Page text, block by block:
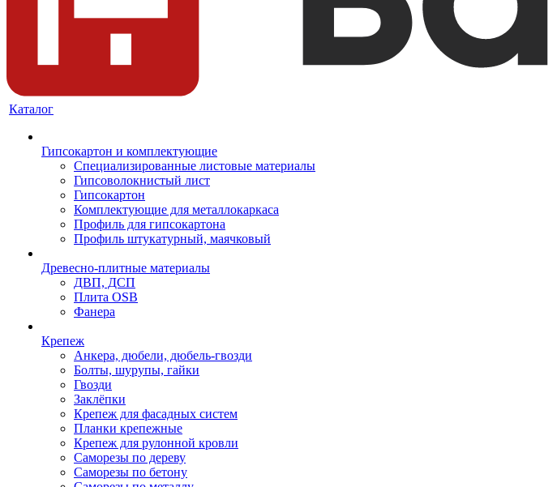
Каталог
Гипсокартон и комплектующие
Специализированные листовые материалы
Гипсоволокнистый лист
Гипсокартон
Комплектующие для металлокаркаса
Профиль для гипсокартона
Профиль штукатурный, маячковый
Древесно-плитные материалы
ДВП, ДСП
Плита OSB
Фанера
Крепеж
Анкера, дюбели, дюбель-гвозди
Болты, шурупы, гайки
Гвозди
Заклёпки
Крепеж для фасадных систем
Планки крепежные
Крепеж для рулонной кровли
Саморезы по дереву
Саморезы по бетону